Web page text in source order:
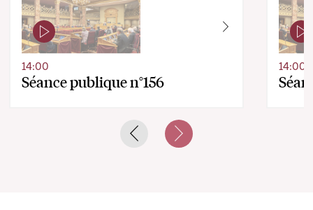
Séance publique n°156
14:00 14:00
Previous slideNext slide